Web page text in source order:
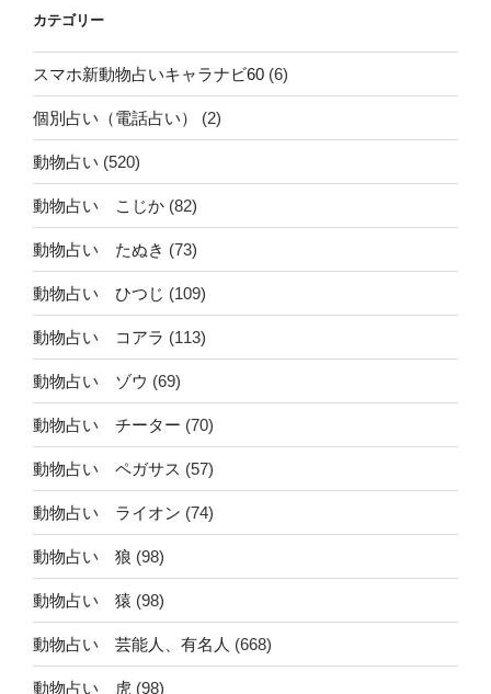
カテゴリー
スマホ新動物占いキャラナビ60 (6)
個別占い（電話占い） (2)
動物占い (520)
動物占い こじか (82)
動物占い たぬき (73)
動物占い ひつじ (109)
動物占い コアラ (113)
動物占い ゾウ (69)
動物占い チーター (70)
動物占い ペガサス (57)
動物占い ライオン (74)
動物占い 狼 (98)
動物占い 猿 (98)
動物占い 芸能人、有名人 (668)
動物占い 虎 (98)